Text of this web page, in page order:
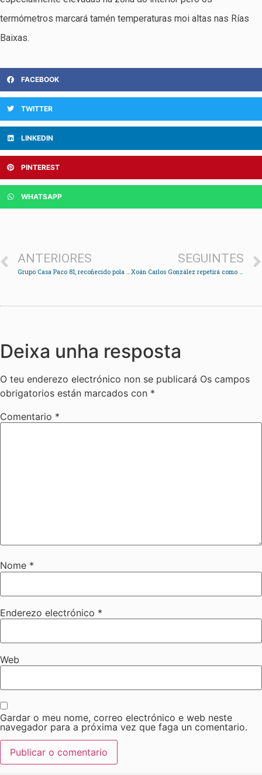
termómetros marcará tamén temperaturas moi altas nas Rías
Baixas.
FACEBOOK
TWITTER
LINKEDIN
PINTEREST
WHATSAPP
ANTERIORES SEGUINTES
Deixa unha resposta
O teu enderezo electrónico non se publicará Os campos
obrigatorios están marcados con *
Comentario *
Nome *
Enderezo electrónico *
Web
Gardar o meu nome, correo electrónico e web neste
navegador para a próxima vez que faga un comentario.